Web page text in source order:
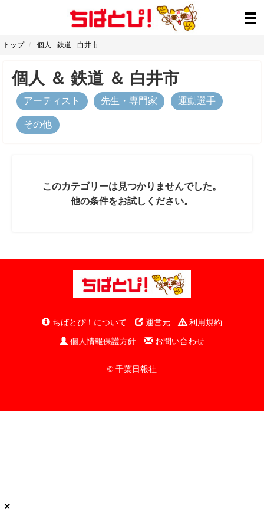
トップ 個人 - 鉄道 - 白井市
個人 ＆ 鉄道 ＆ 白井市
アーティスト 先生・専門家 運動選手
その他
このカテゴリーは見つかりませんでした。
他の条件をお試しください。
ちばとぴ！について 運営元
利用規約
個人情報保護方針
お問い合わせ
© 千葉日報社
×